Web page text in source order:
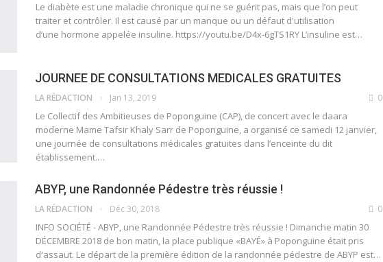
Le diabète est une maladie chronique qui ne se guérit pas, mais que l’on peut
traiter et contrôler. Il est causé par un manque ou un défaut d'utilisation
d’une hormone appelée insuline. https://youtu.be/D4x-6gTS1RY L’insuline est…
JOURNEE DE CONSULTATIONS MEDICALES GRATUITES
LA RÉDACTION Jan 13, 2019 0
Le Collectif des Ambitieuses de Poponguine (CAP), de concert avec le daara
moderne Mame Tafsir Khaly Sarr de Poponguine, a organisé ce samedi 12 janvier,
une journée de consultations médicales gratuites dans l’enceinte du dit
établissement.…
ABYP, une Randonnée Pédestre très réussie !
LA RÉDACTION Déc 30, 2018 0
INFO SOCIÉTÉ - ABYP, une Randonnée Pédestre très réussie ! Dimanche matin 30
DÉCEMBRE 2018 de bon matin, la place publique «BAYÉ» à Poponguine était pris
d'assaut. Le départ de la première édition de la randonnée pédestre de ABYP est…